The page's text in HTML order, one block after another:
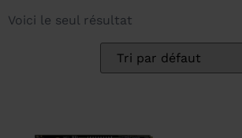
Voici le seul résultat